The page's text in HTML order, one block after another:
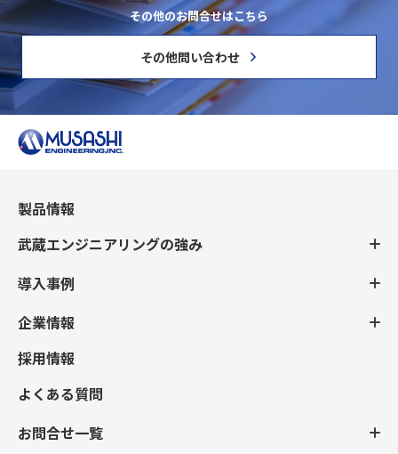
その他のお問合せはこちら
その他問い合わせ
製品情報
武蔵エンジニアリングの強み
導入事例
企業情報
採用情報
よくある質問
お問合せ一覧